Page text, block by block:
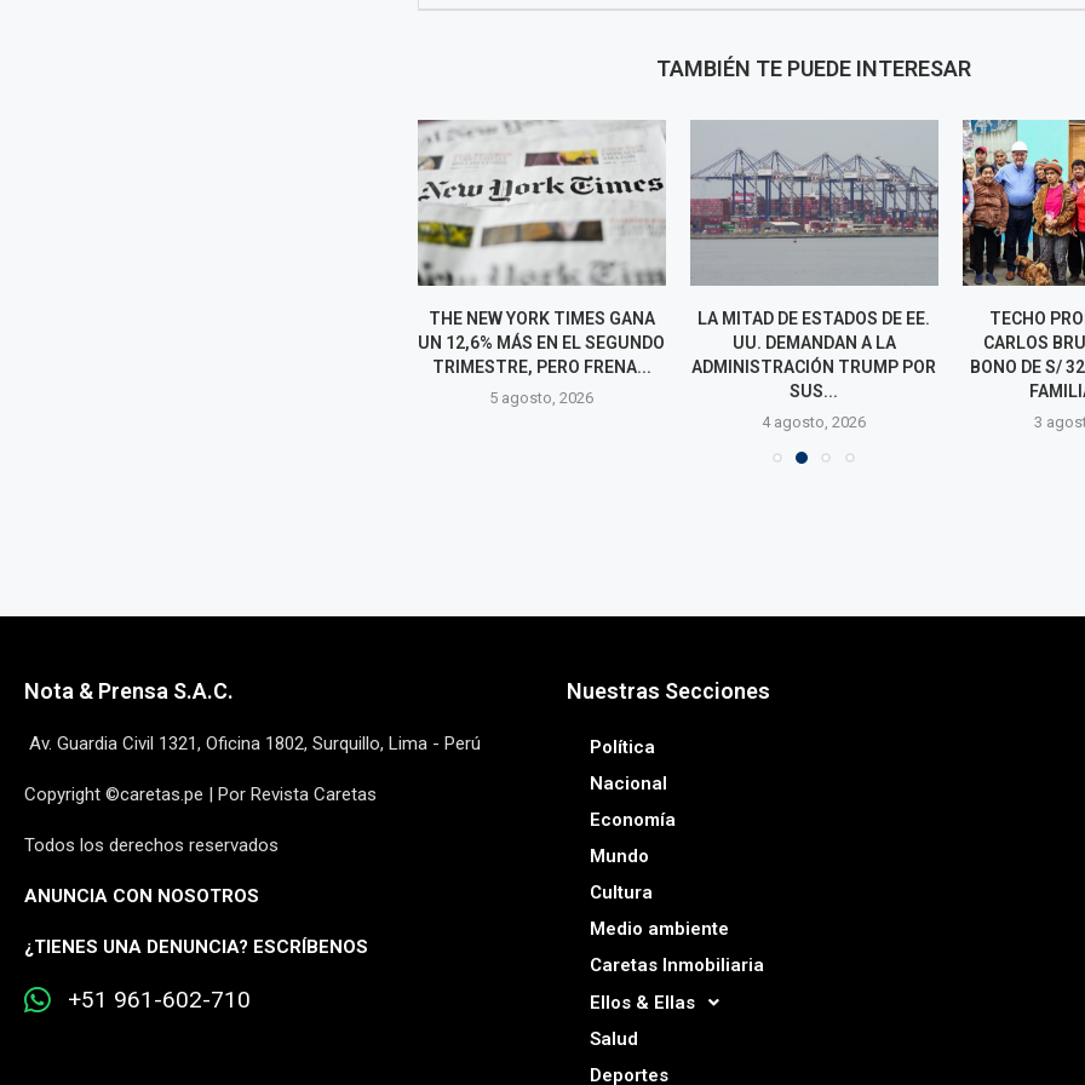
TAMBIÉN TE PUEDE INTERESAR
THE NEW YORK TIMES GANA
UN 12,6% MÁS EN EL SEGUNDO
TRIMESTRE, PERO FRENA...
5 agosto, 2026
LA MITAD DE ESTADOS DE EE.
UU. DEMANDAN A LA
ADMINISTRACIÓN TRUMP POR
SUS...
4 agosto, 2026
TECHO
CARLOS
BONO DE S/
3
Nota & Prensa S.A.C.
Av. Guardia Civil 1321, Oficina 1802, Surquillo, Lima - Perú
Copyright ©caretas.pe | Por Revista Caretas
Todos los derechos reservados
ANUNCIA CON NOSOTROS
¿TIENES UNA DENUNCIA? ESCRÍBENOS
+51 961-602-710
Nuestras Secciones
Política
Nacional
Economía
Mundo
Cultura
Medio ambiente
Caretas Inmobiliaria
Ellos & Ellas
Salud
Deportes